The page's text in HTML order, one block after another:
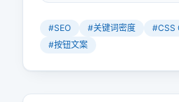
CSS Content，把
加载一个多语言
#SEO #关键词密度 #CSS
#按钮文案